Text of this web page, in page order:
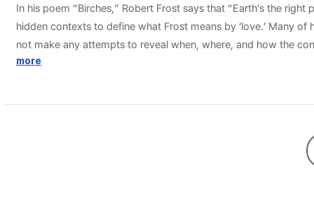
In his poem “Birches,” Robert Frost says that “Earth’s the
hidden contexts to define what Frost means by ‘love.’ Many
not make any attempts to reveal when, where, and how the
meanings. Love results from the contraries, or the
more